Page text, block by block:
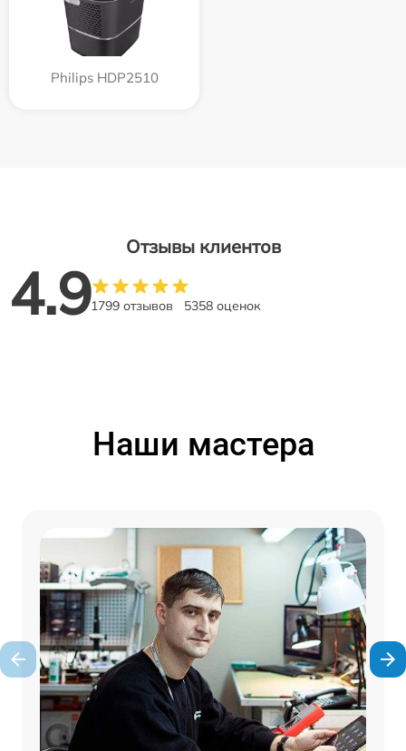
Philips HDP2510
Отзывы клиентов
4.91799 отзывов 5358 оценок
Наши мастера